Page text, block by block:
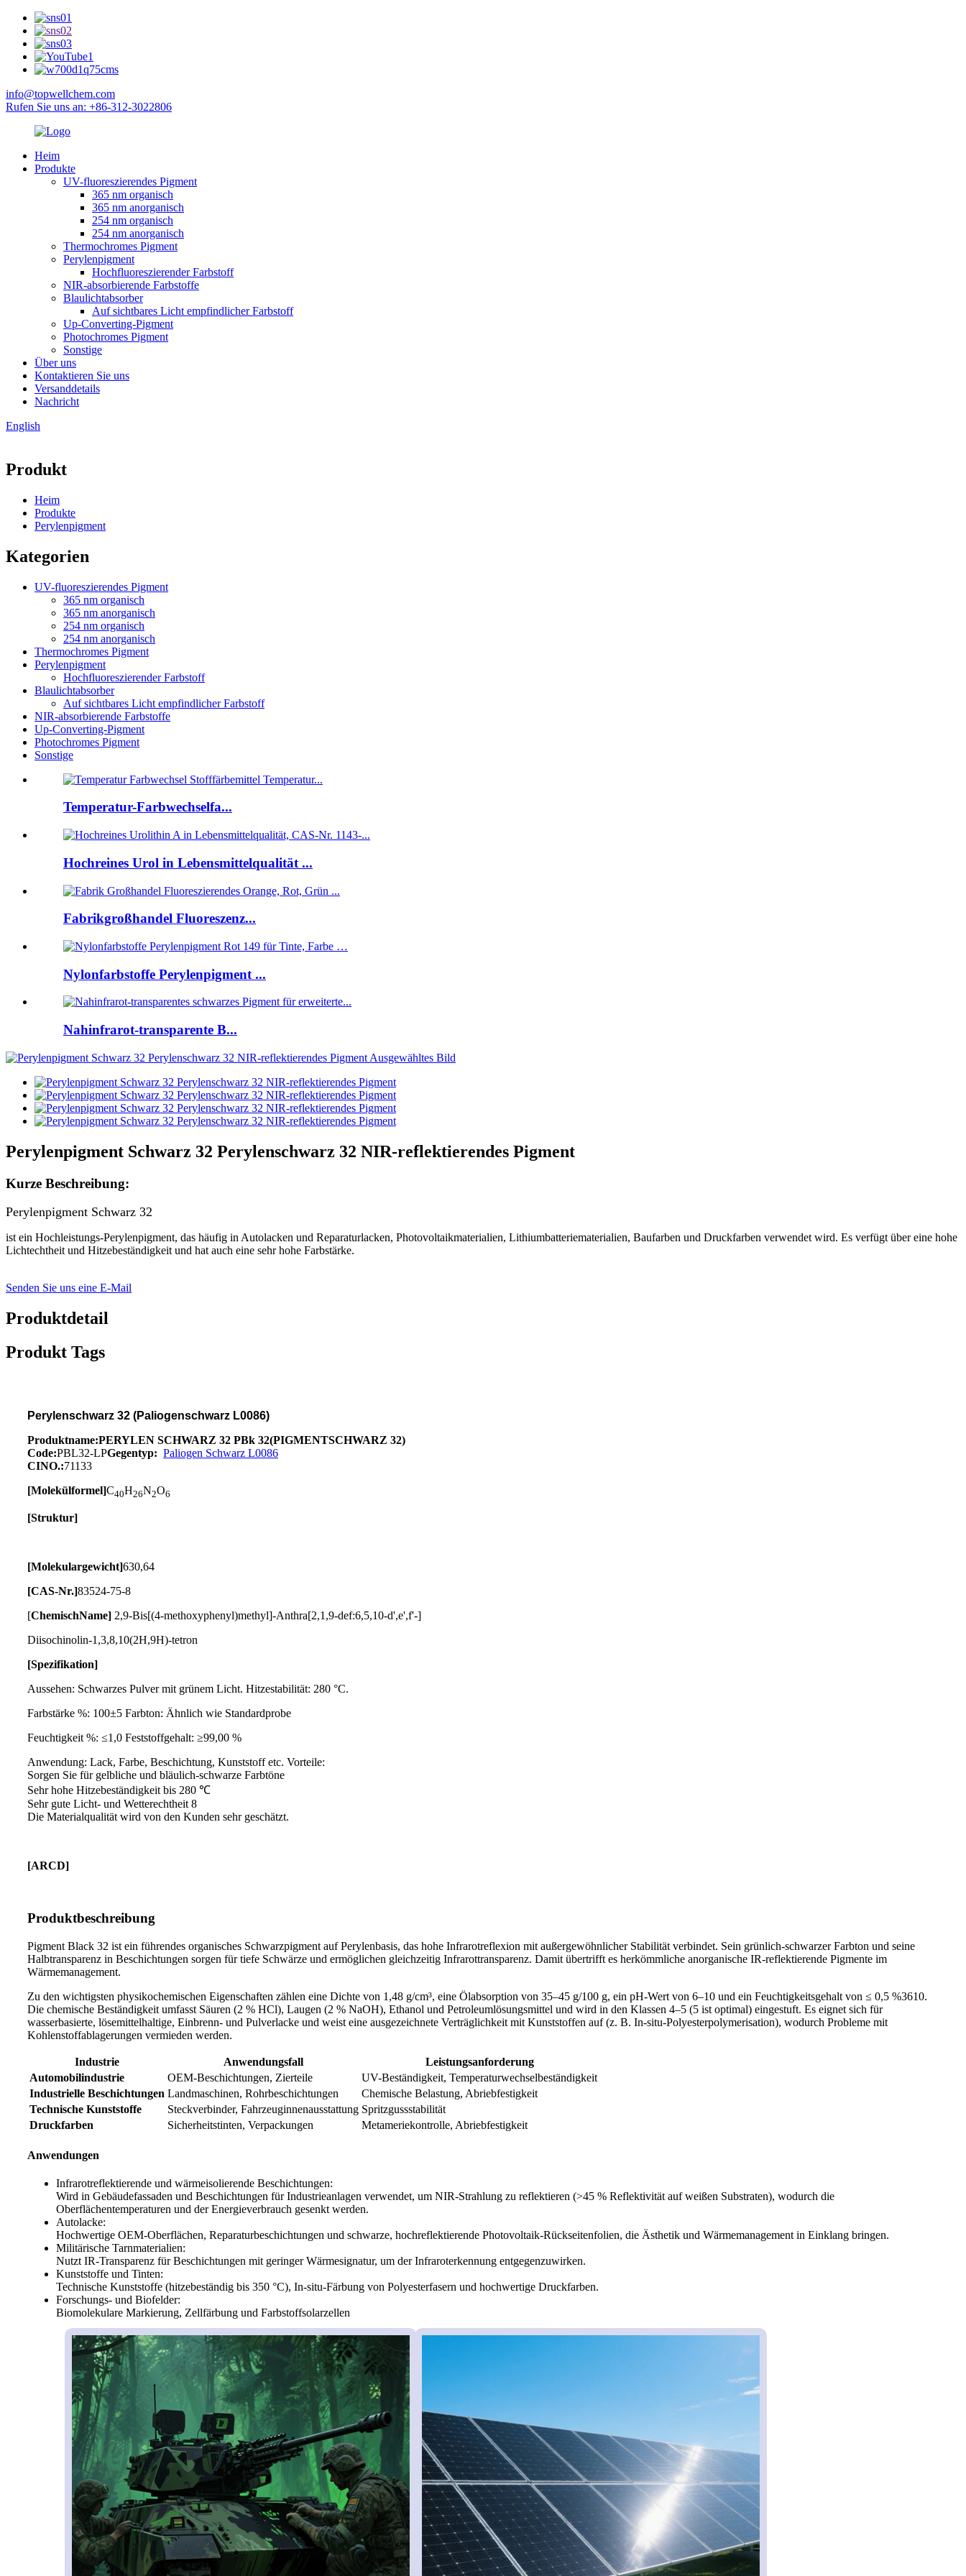
info@topwellchem.com
Rufen Sie uns an: +86-312-3022806
Heim
Produkte
UV-fluoreszierendes Pigment
365 nm organisch
365 nm anorganisch
254 nm organisch
254 nm anorganisch
Thermochromes Pigment
Perylenpigment
Hochfluoreszierender Farbstoff
NIR-absorbierende Farbstoffe
Blaulichtabsorber
Auf sichtbares Licht empfindlicher Farbstoff
Up-Converting-Pigment
Photochromes Pigment
Sonstige
Über uns
Kontaktieren Sie uns
Versanddetails
Nachricht
English
Produkt
Heim
Produkte
Perylenpigment
Kategorien
UV-fluoreszierendes Pigment
365 nm organisch
365 nm anorganisch
254 nm organisch
254 nm anorganisch
Thermochromes Pigment
Perylenpigment
Hochfluoreszierender Farbstoff
Blaulichtabsorber
Auf sichtbares Licht empfindlicher Farbstoff
NIR-absorbierende Farbstoffe
Up-Converting-Pigment
Photochromes Pigment
Sonstige
Temperatur-Farbwechselfa...
Hochreines Urol in Lebensmittelqualität ...
Fabrikgroßhandel Fluoreszenz...
Nylonfarbstoffe Perylenpigment ...
Nahinfrarot-transparente B...
Perylenpigment Schwarz 32 Perylenschwarz 32 NIR-reflektierendes Pigment
Kurze Beschreibung:
Perylenpigment Schwarz 32
ist ein Hochleistungs-Perylenpigment, das häufig in Autolacken und Reparaturlacken, Photovoltaikmaterialien, Lithiumbatteriematerialien, Baufarben und Druckfarben verwendet wird. Es verfügt über eine hohe
Lichtechtheit und Hitzebeständigkeit und hat auch eine sehr hohe Farbstärke.
Senden Sie uns eine E-Mail
Produktdetail
Produkt Tags
Perylenschwarz 32 (Paliogenschwarz L0086)
Produktname:PERYLEN SCHWARZ 32 PBk 32(PIGMENTSCHWARZ 32)
Code:PBL32-LPGegentyp: Paliogen Schwarz L0086
CINO.:71133
[Molekülformel]C40H26N2O6
[Struktur]
[Molekulargewicht]630,64
[CAS-Nr.]83524-75-8
[ChemischName] 2,9-Bis[(4-methoxyphenyl)methyl]-Anthra[2,1,9-def:6,5,10-d',e',f'-]
Diisochinolin-1,3,8,10(2H,9H)-tetron
[Spezifikation]
Aussehen: Schwarzes Pulver mit grünem Licht. Hitzestabilität: 280 °C.
Farbstärke %: 100±5 Farbton: Ähnlich wie Standardprobe
Feuchtigkeit %: ≤1,0 Feststoffgehalt: ≥99,00 %
Anwendung: Lack, Farbe, Beschichtung, Kunststoff etc. Vorteile:
Sorgen Sie für gelbliche und bläulich-schwarze Farbtöne
Sehr hohe Hitzebeständigkeit bis 280 ℃
Sehr gute Licht- und Wetterechtheit 8
Die Materialqualität wird von den Kunden sehr geschätzt.
[ARCD]
Produktbeschreibung
Pigment Black 32 ist ein führendes organisches Schwarzpigment auf Perylenbasis, das hohe Infrarotreflexion mit außergewöhnlicher Stabilität verbindet. Sein grünlich-schwarzer Farbton und seine
Halbtransparenz in Beschichtungen sorgen für tiefe Schwärze und ermöglichen gleichzeitig Infrarottransparenz. Damit übertrifft es herkömmliche anorganische IR-reflektierende Pigmente im
Wärmemanagement.
Zu den wichtigsten physikochemischen Eigenschaften zählen eine Dichte von 1,48 g/cm³, eine Ölabsorption von 35–45 g/100 g, ein pH-Wert von 6–10 und ein Feuchtigkeitsgehalt von ≤ 0,5 %3610.
Die chemische Beständigkeit umfasst Säuren (2 % HCl), Laugen (2 % NaOH), Ethanol und Petroleumlösungsmittel und wird in den Klassen 4–5 (5 ist optimal) eingestuft. Es eignet sich für
wasserbasierte, lösemittelhaltige, Einbrenn- und Pulverlacke und weist eine ausgezeichnete Verträglichkeit mit Kunststoffen auf (z. B. In-situ-Polyesterpolymerisation), wodurch Probleme mit
Kohlenstoffablagerungen vermieden werden.
Industrie Anwendungsfall
Leistungsanforderung
Automobilindustrie
OEM-Beschichtungen, Zierteile
UV-Beständigkeit, Temperaturwechselbeständigkeit
Industrielle Beschichtungen Landmaschinen, Rohrbeschichtungen
Chemische Belastung, Abriebfestigkeit
Technische Kunststoffe
Steckverbinder, Fahrzeuginnenausstattung Spritzgussstabilität
Druckfarben
Sicherheitstinten, Verpackungen Metameriekontrolle, Abriebfestigkeit
Anwendungen
Infrarotreflektierende und wärmeisolierende Beschichtungen:
Wird in Gebäudefassaden und Beschichtungen für Industrieanlagen verwendet, um NIR-Strahlung zu reflektieren (>45 % Reflektivität auf weißen Substraten), wodurch die
Oberflächentemperaturen und der Energieverbrauch gesenkt werden.
Autolacke:
Hochwertige OEM-Oberflächen, Reparaturbeschichtungen und schwarze, hochreflektierende Photovoltaik-Rückseitenfolien, die Ästhetik und Wärmemanagement in Einklang bringen.
Militärische Tarnmaterialien:
Nutzt IR-Transparenz für Beschichtungen mit geringer Wärmesignatur, um der Infraroterkennung entgegenzuwirken.
Kunststoffe und Tinten:
Technische Kunststoffe (hitzebeständig bis 350 °C), In-situ-Färbung von Polyesterfasern und hochwertige Druckfarben.
Forschungs- und Biofelder:
Biomolekulare Markierung, Zellfärbung und Farbstoffsolarzellen